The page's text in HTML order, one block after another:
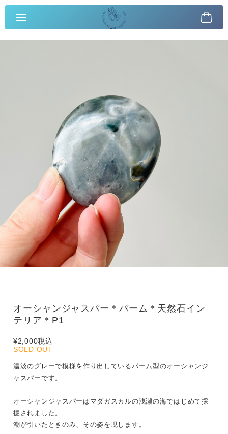
オーシャンジャスパー＊パーム＊天然石イン
テリア＊P1
¥2,000税込
SOLD OUT
濃淡のグレーで模様を作り出しているパーム型のオーシャンジ
ャスパーです。
オーシャンジャスパーはマダガスカルの浅瀬の海ではじめて採
掘されました。
潮が引いたときのみ、その姿を現します。